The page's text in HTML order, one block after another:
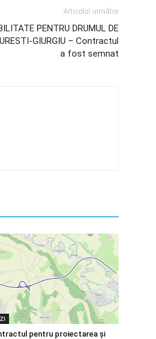
Articolul următor
PENTRU DRUMUL DE
GIURGIU – Contractul
a fost semnat
pentru proiectarea și